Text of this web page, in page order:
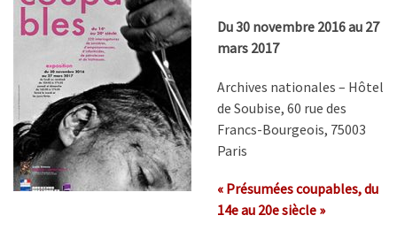
Du 30 novembre 2016 au 27
mars 2017
Archives nationales – Hôtel
de Soubise, 60 rue des
Francs-Bourgeois, 75003
Paris
« Présumées coupables, du
14e au 20e siècle »